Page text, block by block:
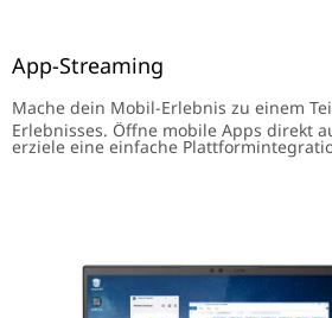
App-Streaming
Mache dein Mobil-Erlebnis zu einem
Erlebnisses. Öffne mobile Apps direkt
erziele eine einfache